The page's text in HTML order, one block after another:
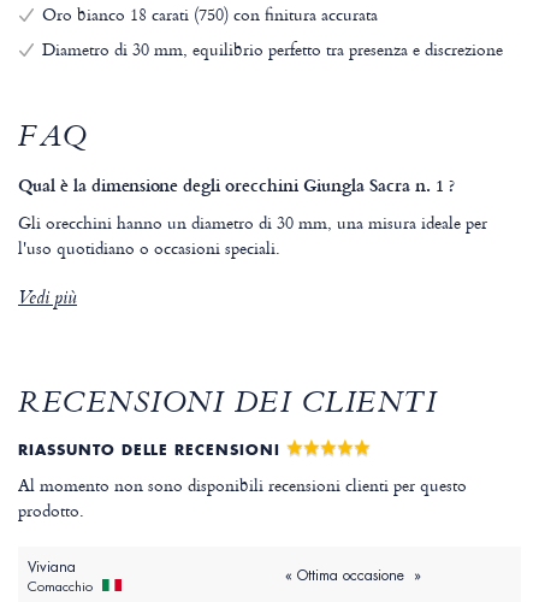
Oro bianco 18 carati (750) con finitura accurata
Diametro di 30 mm, equilibrio perfetto tra presenza e discrezione
FAQ
Qual è la dimensione degli orecchini Giungla Sacra n. 1 ?
Gli orecchini hanno un diametro di 30 mm, una misura ideale per
l'uso quotidiano o occasioni speciali.
Vedi più
RECENSIONI DEI CLIENTI
RIASSUNTO DELLE RECENSIONI
Al momento non sono disponibili recensioni clienti per questo
prodotto.
Viviana
Comacchio
« Ottima occasione »